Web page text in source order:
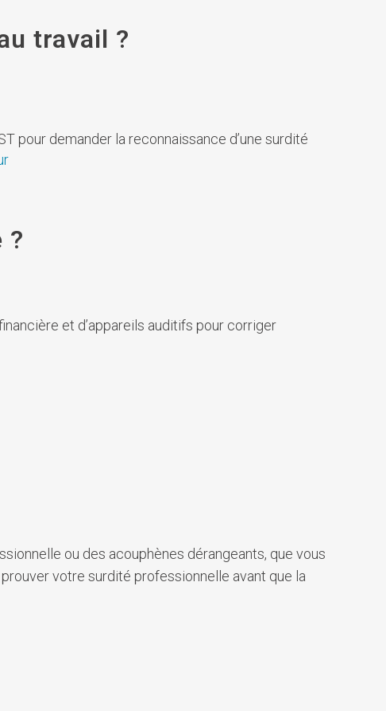
travail ?
pour demander la reconnaissance d’une surdité
?
et d’appareils auditifs pour corriger
ou des acouphènes dérangeants, que vous
votre surdité professionnelle avant que la